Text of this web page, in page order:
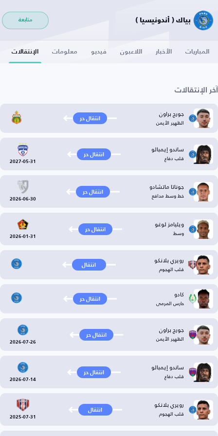
بياك ( أندونيسيا ) متابعة
المباريات الأخبار اللاعبون فيديو معلومات الإنتقالات
آخر الإنتقالات
جورج براون
الظهير الأيمن انتقال حر
ساندو إيمبالو
قلب دفاع انتقال حر
2027-05-31
جوناتا ماتشادو
خط وسط مدافع انتقال حر
2026-06-30
ويليامز لوغو
وسط انتقال حر
2026-01-31
رويري بلانكو
قلب الهجوم انتقال
كادو
حارس المرمى انتقال حر
جورج براون
الظهير الأيمن انتقال حر
2026-07-26
ساندو إيمبالو
قلب دفاع انتقال حر
2026-07-14
رويري بلانكو
قلب الهجوم انتقال
2025-07-31